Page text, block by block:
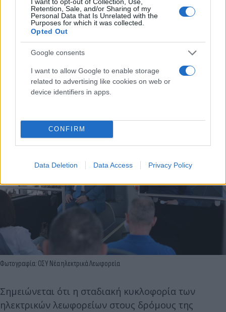
Retention, Sale, and/or Sharing of my
Personal Data that Is Unrelated with the
Purposes for which it was collected.
Opted Out
Google consents
I want to allow Google to enable storage
related to advertising like cookies on web or
device identifiers in apps.
CONFIRM
Data Deletion Data Access Privacy Policy
Εντός του πρώτου δεκαημέρου του Ιουνίου
αναμένεται να κυκλοφορούν περίπου 100
οχήματα.
Ακολούθως, θα υπάρξει σταδιακή αύξηση
των λεωφορείων που εκτελούν δρομολόγια
ώστε, έως το τέλος Ιουνίου, όλα να έχουν
τεθεί προς χρήση.
Φωτογραφία: ΟΣΥ Νέα ηλεκτρικά Λεωφορεία
Σημειώνεται ότι η σταδιακή κυκλοφορία των
ηλεκτρικών λεωφορείων στους δρόμους της